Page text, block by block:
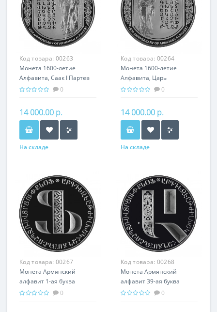
Код товара: 00263
Монета 1600-летие
Алфавита, Саак I Партев
серебро 31.10 гр - подарок
0
14 000.00 р.
На складе
Код товара: 00264
Монета 1600-летие
Алфавита, Царь
Врамшапуг серебро 31.10
Армении
0
14 000.00 р.
На складе
Код товара: 00267
Монета Армянский
алфавит 1-ая буква
серебро 15.55 гр - подарок
0
Код товара: 00268
Монета Армянский
алфавит 39-ая буква
серебро 15.55 гр - подарок
0